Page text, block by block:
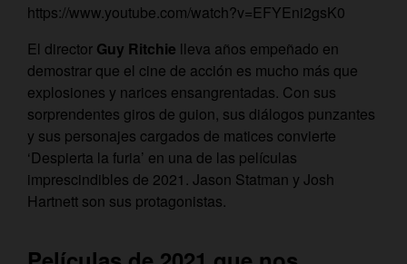
https://www.youtube.com/watch?v=EFYEni2gsK0
El director Guy Ritchie lleva años empeñado en
demostrar que el cine de acción es mucho más que
explosiones y narices ensangrentadas. Con sus
sorprendentes giros de guion, sus diálogos punzantes
y sus personajes cargados de matices convierte
‘Despierta la furia’ en una de las películas
imprescindibles de 2021. Jason Statman y Josh
Hartnett son sus protagonistas.